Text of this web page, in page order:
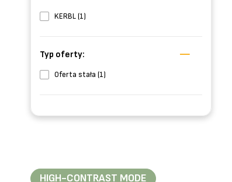
KERBL (1)
Typ oferty:
Oferta stała (1)
HIGH-CONTRAST MODE